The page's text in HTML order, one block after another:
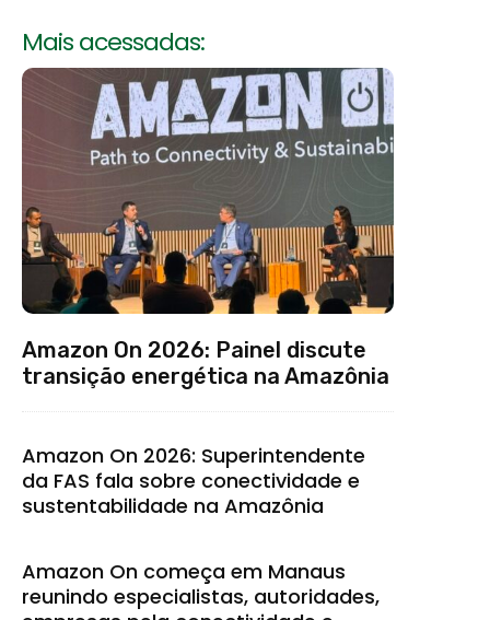
Mais acessadas:
Amazon On 2026: Painel discute
transição energética na Amazônia
Amazon On 2026: Superintendente
da FAS fala sobre conectividade e
sustentabilidade na Amazônia
Amazon On começa em Manaus
reunindo especialistas, autoridades,